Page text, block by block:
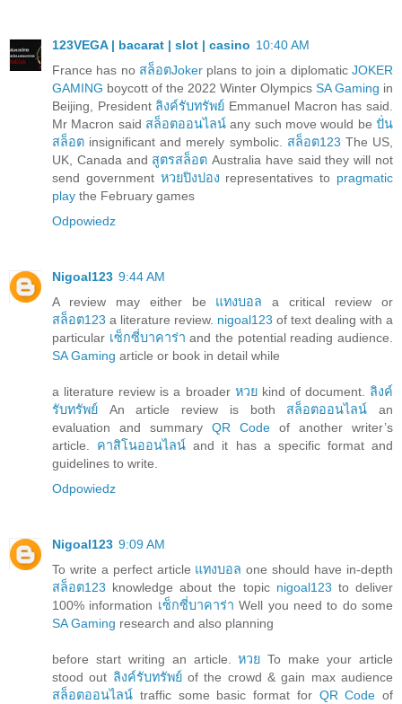
123VEGA | bacarat | slot | casino 10:40 AM
France has no สล็อตJoker plans to join a diplomatic JOKER
GAMING boycott of the 2022 Winter Olympics SA Gaming in
Beijing, President ลิงค์รับทรัพย์ Emmanuel Macron has said.
Mr Macron said สล็อตออนไลน์ any such move would be ปั่น
สล็อต insignificant and merely symbolic. สล็อต123 The US,
UK, Canada and สูตรสล็อต Australia have said they will not
send government หวยปิงปอง representatives to pragmatic
play the February games
Odpowiedz
Nigoal123 9:44 AM
A review may either be แทงบอล a critical review or
สล็อต123 a literature review. nigoal123 of text dealing with a
particular เซ็กซี่บาคาร่า and the potential reading audience.
SA Gaming article or book in detail while
a literature review is a broader หวยkind of document. ลิงค์
รับทรัพย์ An article review is both สล็อตออนไลน์ an
evaluation and summary QR Code of another writer’s
article. คาสิโนออนไลน์ and it has a specific format and
guidelines to write.
Odpowiedz
Nigoal123 9:09 AM
To write a perfect article แทงบอล one should have in-depth
สล็อต123 knowledge about the topic nigoal123 to deliver
100% information เซ็กซี่บาคาร่า Well you need to do some
SA Gaming research and also planning
before start writing an article.หวย To make your article
stood out ลิงค์รับทรัพย์of the crowd & gain max audience
สล็อตออนไลน์ traffic some basic format for QR Code of